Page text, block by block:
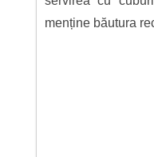
menține băutura